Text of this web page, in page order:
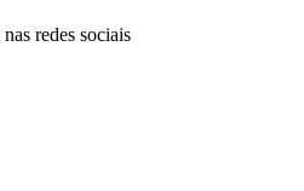
nas redes sociais